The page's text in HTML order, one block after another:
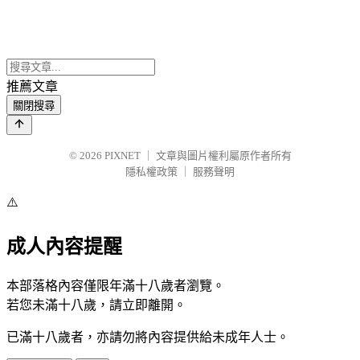
推薦文章
關閉搜尋
© 2026 PIXNET
文章與圖片權利屬原作者所有
隱私權政策
服務聲明
⚠️
成人內容提醒
本部落格內容僅限年滿十八歲者瀏覽。
若您未滿十八歲，請立即離開。
已滿十八歲者，亦請勿將內容提供給未成年人士。